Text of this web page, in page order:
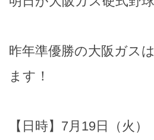
昨年準優勝の大阪ガス
ます！
【日時】7月19日（火